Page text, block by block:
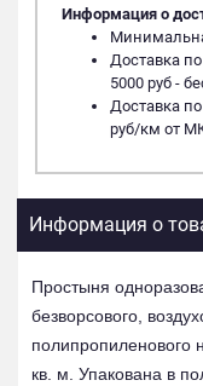
Информация о
Доставка
5000 руб -
Доставка
руб/км от
Информация о
Простыня
безворсового,
полипропиленового
кв. м. Упакована в